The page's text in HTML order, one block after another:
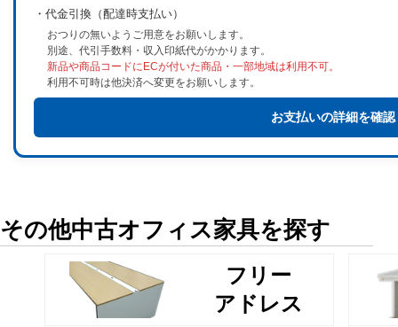
・代金引換（配達時支払い）
おつりの無いようご用意をお願いします。
別途、代引手数料・収入印紙代がかかります。
新品や商品コードにECが付いた商品・一部地域は利用不可。
利用不可時は他決済へ変更をお願いします。
お支払いの詳細を確認
その他中古オフィス家具を探す
フリー
アドレス